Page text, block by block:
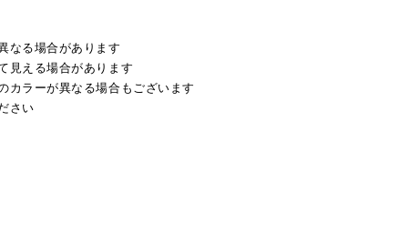
なる場合があります
見える場合があります
ラーが異なる場合もございます
さい